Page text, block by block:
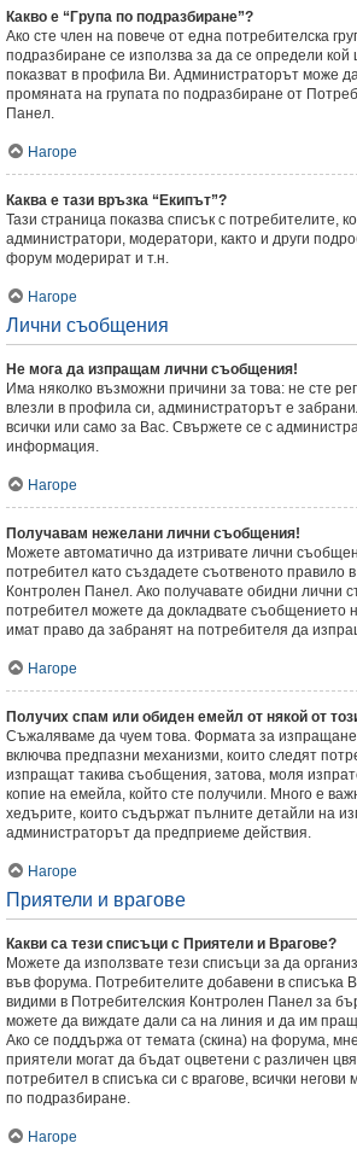
Какво е “Група по подразбиране”?
Ако сте член на повече от една потребителска
подразбиране се използва за да се определи кой
показват в профила Ви. Администраторът може
промяната на групата по подразбиране от
Панел.
Нагоре
Каква е тази връзка “Екипът”?
Тази страница показва списък с потребителите,
администратори, модератори, както и други
форум модерират и т.н.
Нагоре
Лични съобщения
Не мога да изпращам лични съобщения!
Има няколко възможни причини за това: не сте
влезли в профила си, администраторът е
всички или само за Вас. Свържете се с
информация.
Нагоре
Получавам нежелани лични съобщения!
Можете автоматично да изтривате лични
потребител като създадете съотвеното правило
Контролен Панел. Ако получавате обидни лични
потребител можете да докладвате съобщението
имат право да забранят на потребителя да
Нагоре
Получих спам или обиден емейл от някой от
Съжаляваме да чуем това. Формата за
включва предпазни механизми, които следят
изпращат такива съобщения, затова, моля
копие на емейла, който сте получили. Много е
хедърите, които съдържат пълните детайли на
администраторът да предприеме действия.
Нагоре
Приятели и врагове
Какви са тези списъци с Приятели и Врагове?
Можете да използвате тези списъци за да
във форума. Потребителите добавени в списъка
видими в Потребителския Контролен Панел за
можете да виждате дали са на линия и да им
Ако се поддържа от темата (скина) на форума,
приятели могат да бъдат оцветени с различен
потребител в списъка си с врагове, всички
по подразбиране.
Нагоре